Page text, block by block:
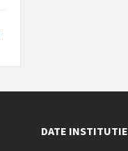
DATE INSTITUTIE